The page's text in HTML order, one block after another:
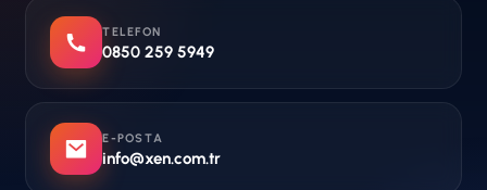
TELEFON
0850 259 5949
E-POSTA
info@xen.com.tr